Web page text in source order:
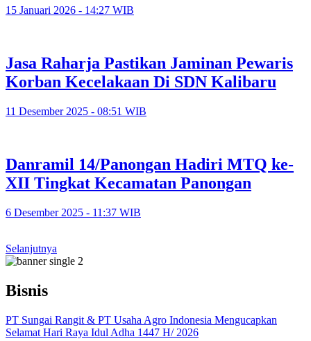
15 Januari 2026 - 14:27 WIB
Jasa Raharja Pastikan Jaminan Pewaris
Korban Kecelakaan Di SDN Kalibaru
11 Desember 2025 - 08:51 WIB
Danramil 14/Panongan Hadiri MTQ ke-
XII Tingkat Kecamatan Panongan
6 Desember 2025 - 11:37 WIB
Selanjutnya
Bisnis
PT Sungai Rangit & PT Usaha Agro Indonesia Mengucapkan
Selamat Hari Raya Idul Adha 1447 H/ 2026